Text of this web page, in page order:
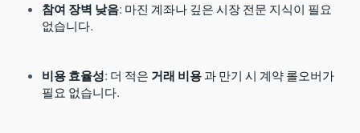
참여 장벽 낮음: 마진 계좌나 깊은 시장 전문 지식이 필요
없습니다.
비용 효율성: 더 적은 거래 비용과 만기 시 계약 롤오버가
필요 없습니다.